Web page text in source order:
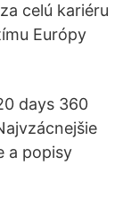
celú kariéru
Európy
days 360
a popisy